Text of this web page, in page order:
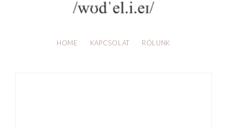
HOME KAPCSOLAT RÓLUNK